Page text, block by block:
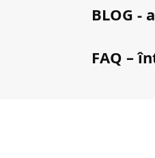
BLOG -
FAQ –